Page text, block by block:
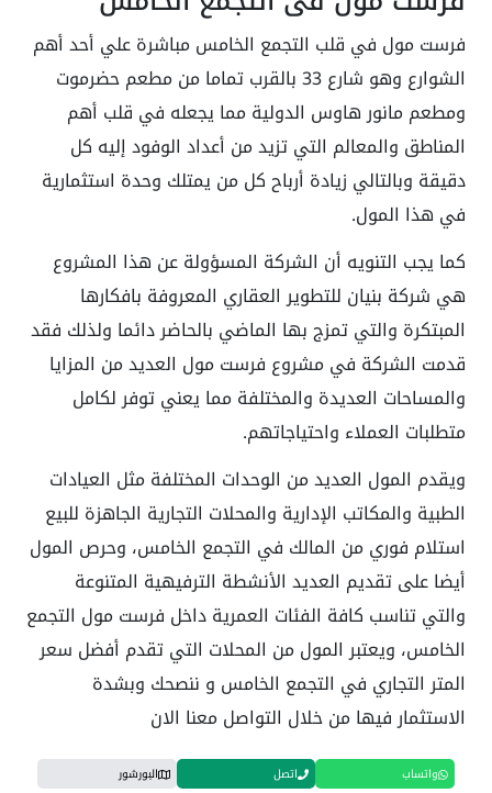
فرست مول في قلب التجمع الخامس مباشرة علي أحد أهم
الشوارع وهو شارع 33 بالقرب تماما من مطعم حضرموت
ومطعم مانور هاوس الدولية مما يجعله في قلب أهم
المناطق والمعالم التي تزيد من أعداد الوفود إليه كل
دقيقة وبالتالي زيادة أرباح كل من يمتلك وحدة استثمارية
في هذا المول.
كما يجب التنويه أن الشركة المسؤولة عن هذا المشروع
هي شركة بنيان للتطوير العقاري المعروفة بافكارها
المبتكرة والتي تمزج بها الماضي بالحاضر دائما ولذلك فقد
قدمت الشركة في مشروع فرست مول العديد من المزايا
والمساحات العديدة والمختلفة مما يعني توفر لكامل
متطلبات العملاء واحتياجاتهم.
ويقدم المول العديد من الوحدات المختلفة مثل العيادات
الطبية والمكاتب الإدارية والمحلات التجارية الجاهزة للبيع
استلام فوري من المالك في التجمع الخامس، وحرص المول
أيضا على تقديم العديد الأنشطة الترفيهية المتنوعة
والتي تناسب كافة الفئات العمرية داخل فرست مول التجمع
الخامس، ويعتبر المول من المحلات التي تقدم أفضل سعر
المتر التجاري في التجمع الخامس و ننصحك وبشدة
الاستثمار فيها من خلال التواصل معنا الان
واتساب اتصل البورشور